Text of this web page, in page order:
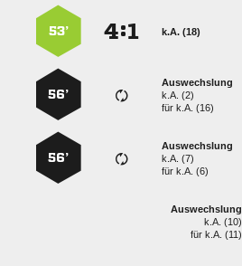
k.A. (18)
:
53’
Auswechslung
k.A. (2)
fürk.A. (16)
56’
Auswechslung
k.A. (7)
fürk.A. (6)
56’
Auswechslung
k.A. (10)
fürk.A. (11)